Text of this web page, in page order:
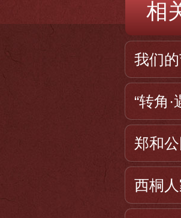
相
我们
“转角
郑和
西桐